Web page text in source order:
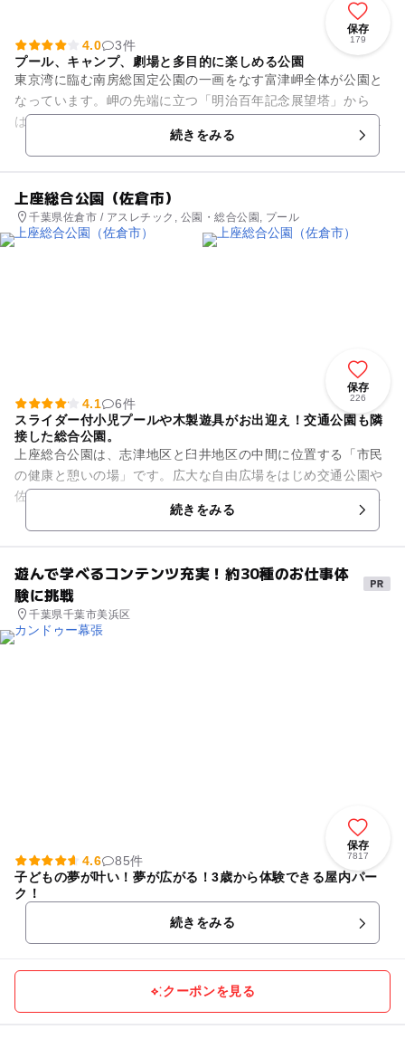
保存
179
4.0
3件
プール、キャンプ、劇場と多目的に楽しめる公園
東京湾に臨む南房総国定公園の一画をなす富津岬全体が公園と
なっています。岬の先端に立つ「明治百年記念展望塔」から
は、東京湾の彼方に三浦半島や富士山を望むことができます。
広大な敷地内には、プール、キ...
続きをみる
上座総合公園（佐倉市）
千葉県佐倉市 / アスレチック, 公園・総合公園, プール
保存
226
4.1
6件
スライダー付小児プールや木製遊具がお出迎え！交通公園も隣
接した総合公園。
上座総合公園は、志津地区と臼井地区の中間に位置する「市民
の健康と憩いの場」です。広大な自由広場をはじめ交通公園や
佐倉市の市章をかたどったシンボル園、木製遊具に石のすべり
台、25mプール、スライダ...続きをみる
遊んで学べるコンテンツ充実！約30種のお仕事体
験に挑戦
千葉県千葉市美浜区
保存
7817
4.6
85件
子どもの夢が叶い！夢が広がる！3歳から体験できる屋内パー
ク！
続きをみる
クーポンを見る